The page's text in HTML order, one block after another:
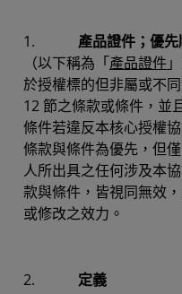
1. 產品證件；優先
（以下稱為「產品證件
於授權標的但非屬或不
12 節之條款或條件，並
條件若違反本核心授權
條款與條件為優先，但
人所出具之任何涉及本
款與條件，皆視同無效
或修改之效力。
2. 定義